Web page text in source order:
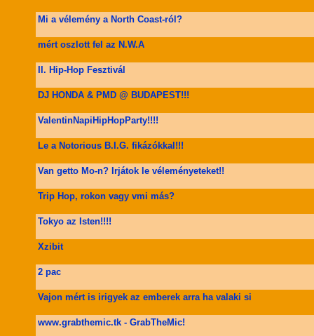
Mi a vélemény a North Coast-ról?
mért oszlott fel az N.W.A
II. Hip-Hop Fesztivál
DJ HONDA & PMD @ BUDAPEST!!!
ValentinNapiHipHopParty!!!!
Le a Notorious B.I.G. fikázókkal!!!
Van getto Mo-n? Irjátok le véleményeteket!!
Trip Hop, rokon vagy vmi más?
Tokyo az Isten!!!!
Xzibit
2 pac
Vajon mért is irigyek az emberek arra ha valaki si
www.grabthemic.tk - GrabTheMic!